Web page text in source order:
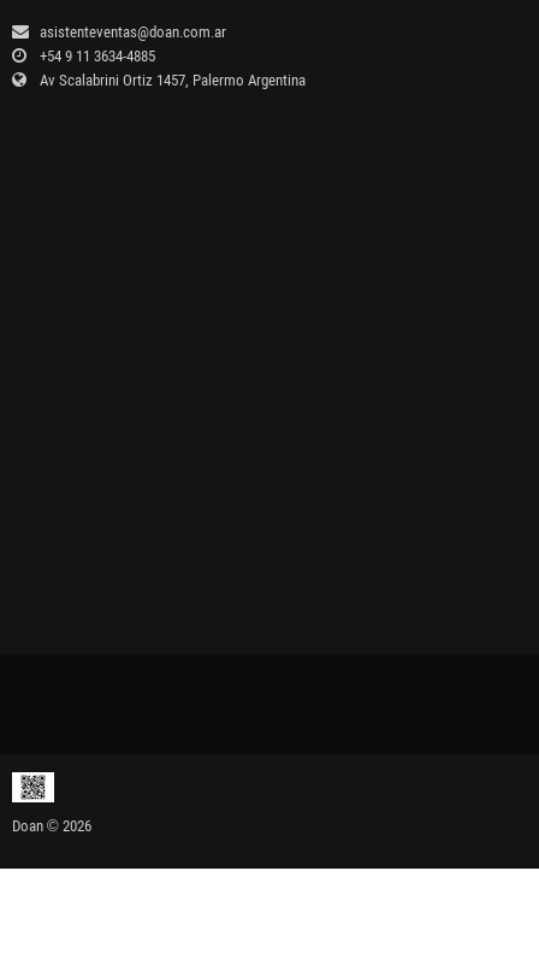
asistenteventas@doan.com.ar
+54 9 11 3634-4885
Av Scalabrini Ortiz 1457, Palermo Argentina
Doan © 2026